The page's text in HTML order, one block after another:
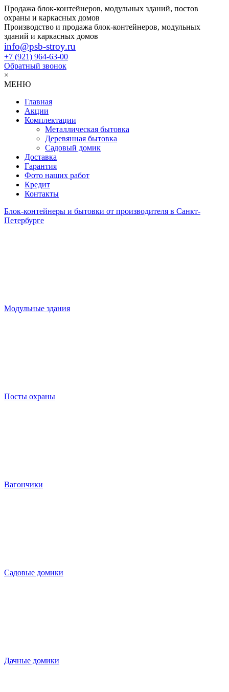
Продажа блок-контейнеров, модульных зданий, постов
охраны и каркасных домов
Производство и продажа блок-контейнеров, модульных
зданий и каркасных домов
info@psb-stroy.ru
+7 (921) 964-63-00
Обратный звонок
×
МЕНЮ
Главная
Акции
Комплектации
Металлическая бытовка
Деревянная бытовка
Садовый домик
Доставка
Гарантия
Фото наших работ
Кредит
Контакты
Блок-контейнеры и бытовки от производителя в Санкт-
Петербурге
Модульные здания
Посты охраны
Вагончики
Садовые домики
Дачные домики